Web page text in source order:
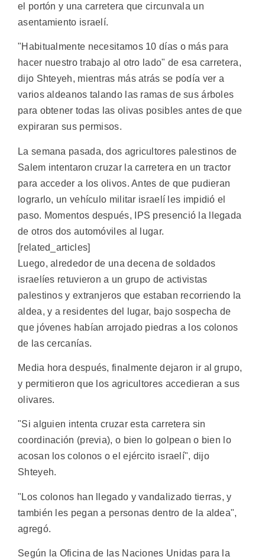
el portón y una carretera que circunvala un
asentamiento israelí.
"Habitualmente necesitamos 10 días o más para
hacer nuestro trabajo al otro lado" de esa carretera,
dijo Shteyeh, mientras más atrás se podía ver a
varios aldeanos talando las ramas de sus árboles
para obtener todas las olivas posibles antes de que
expiraran sus permisos.
La semana pasada, dos agricultores palestinos de
Salem intentaron cruzar la carretera en un tractor
para acceder a los olivos. Antes de que pudieran
lograrlo, un vehículo militar israelí les impidió el
paso. Momentos después, IPS presenció la llegada
de otros dos automóviles al lugar.
[related_articles]
Luego, alrededor de una decena de soldados
israelíes retuvieron a un grupo de activistas
palestinos y extranjeros que estaban recorriendo la
aldea, y a residentes del lugar, bajo sospecha de
que jóvenes habían arrojado piedras a los colonos
de las cercanías.
Media hora después, finalmente dejaron ir al grupo,
y permitieron que los agricultores accedieran a sus
olivares.
"Si alguien intenta cruzar esta carretera sin
coordinación (previa), o bien lo golpean o bien lo
acosan los colonos o el ejército israelí", dijo
Shteyeh.
"Los colonos han llegado y vandalizado tierras, y
también les pegan a personas dentro de la aldea",
agregó.
Según la Oficina de las Naciones Unidas para la